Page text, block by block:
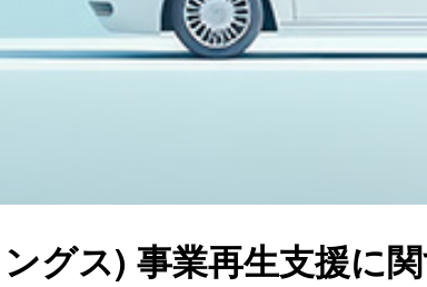
ングス) 事業再生支援に関